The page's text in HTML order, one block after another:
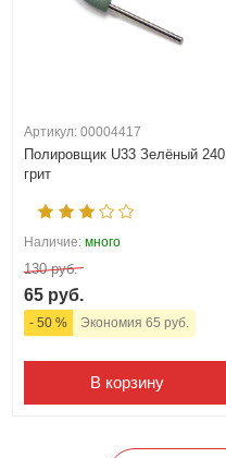
Артикул: 00004417
Полировщик U33 Зелёный 240
грит
Наличие: много
130 руб.
65 руб.
- 50 % Экономия 65 руб.
В корзину